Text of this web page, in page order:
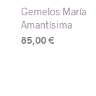
Gemelos María
Amantísima
85,00 €